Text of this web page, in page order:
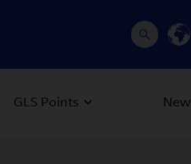
GLS Points